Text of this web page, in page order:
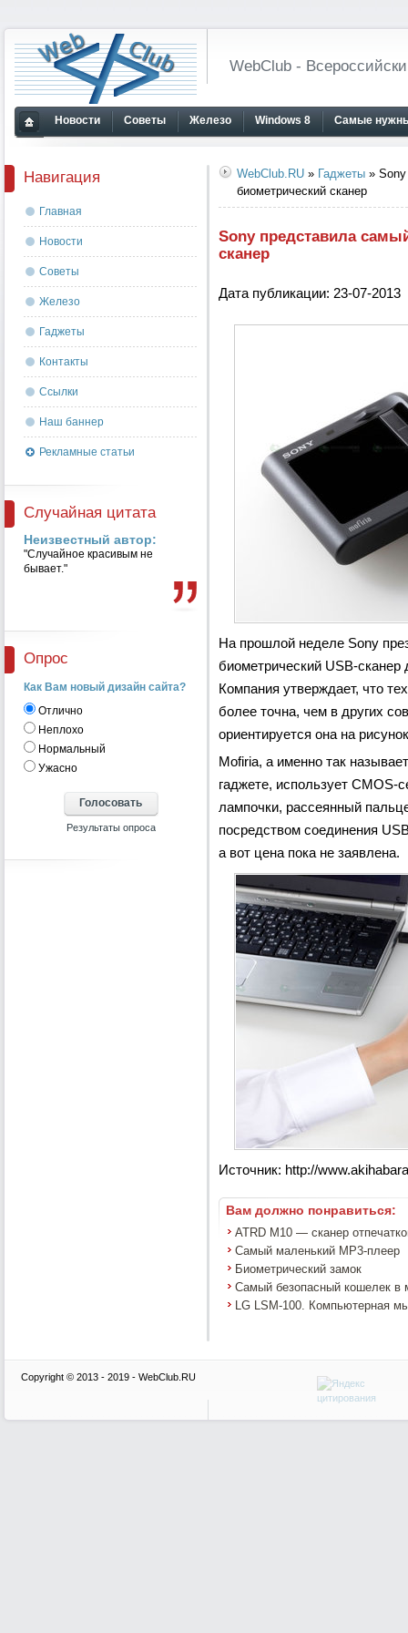
WebClub -
Новости Советы Железо Windows 8 Самые
WebClub.RU » Гаджеты »
биометрический сканер
Sony представила
сканер
Дата публикации: 23-07-2013
На прошлой неделе Sony
биометрический USB-сканер
Компания утверждает, что
более точна, чем в других
ориентируется она на
Mofiria, а именно так
гаджете, использует CMOS-
лампочки, рассеянный
посредством соединения
а вот цена пока не заявлена.
Источник: http://
Вам должно понравиться:
ATRD M10 — сканер
Самый маленький MP3-плеер
Биометрический замок
Самый безопасный кошелек в
LG LSM-100. Компьютерная
Навигация
Главная
Новости
Советы
Железо
Гаджеты
Контакты
Ссылки
Наш баннер
Рекламные статьи
Случайная цитата
Неизвестный автор:
"Случайное красивым не
бывает."
Опрос
Как Вам новый дизайн сайта?
Отлично
Неплохо
Нормальный
Ужасно
Copyright © 2013 - 2019 - WebClub.RU